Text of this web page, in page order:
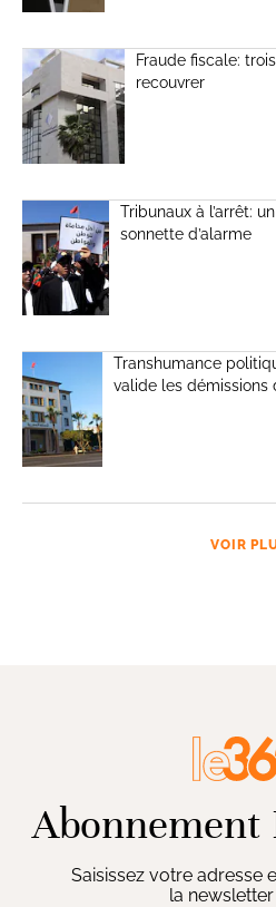
Fraude fiscale:
recouvrer
Tribunaux à l’arrêt:
sonnette d’alarme
Transhumance
valide les démissions
VOIR
Saisissez votre adresse
la